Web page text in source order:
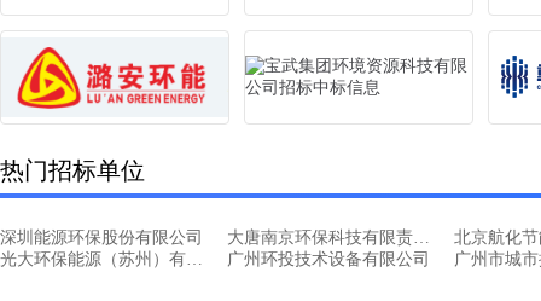
热门招标单位
深圳能源环保股份有限公司
大唐南京环保科技有限责任公司
光大环保能源（苏州）有限公司
广州环投技术设备有限公司 广州市城